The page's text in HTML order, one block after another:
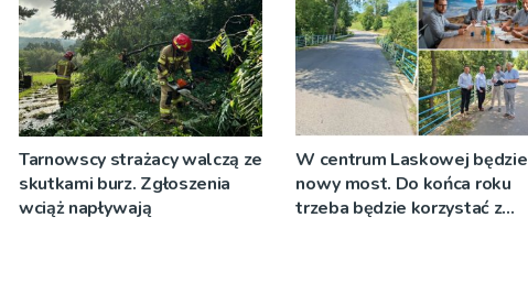
Tarnowscy strażacy walczą ze
skutkami burz. Zgłoszenia
wciąż napływają
W centrum Laskowej będzie
nowy most. Do końca roku
trzeba będzie korzystać z